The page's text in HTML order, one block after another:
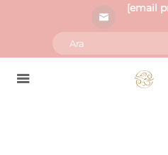
[email